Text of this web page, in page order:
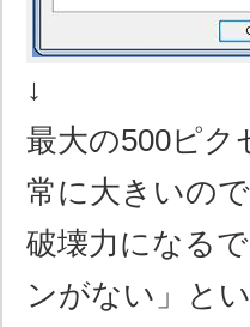
↓
最大の500ピク
常に大きいの
破壊力になる
ンがない」と